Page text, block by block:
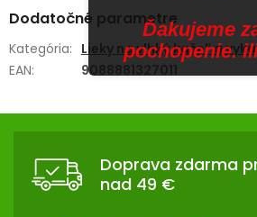
Dodatočné parametre
Kategória: Lieky na vlhký kašeľ a
EAN: 9088881327011
Doprava zdarma
nad 49 €
Ďakujeme
pochopenie.